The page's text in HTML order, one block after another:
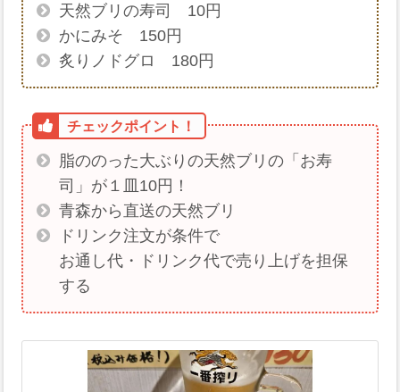
天然ブリの寿司 10円
かにみそ 150円
炙りノドグロ 180円
脂ののった大ぶりの天然ブリの「お寿
司」が１皿10円！
青森から直送の天然ブリ
ドリンク注文が条件で
お通し代・ドリンク代で売り上げを担保
する